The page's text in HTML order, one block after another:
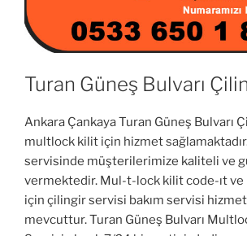
Turan Güneş Bulvarı
Ankara Çankaya Turan Güneş Bulvarı
multlock kilit için hizmet
servisinde müşterilerimize kaliteli ve
vermektedir. Mul-t-lock kilit code-ıt
için çilingir servisi bakım servisi
mevcuttur. Turan Güneş Bulvarı